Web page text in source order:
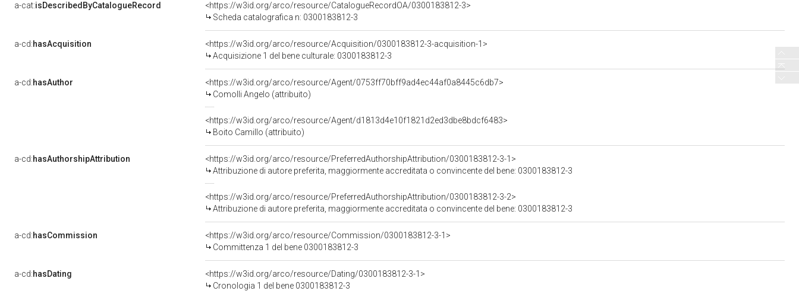
a-cat:isDescribedByCatalogueRecord
<https://w3id.org/arco/resource/CatalogueRecordOA/0300183812-3>
Scheda catalografica n: 0300183812-3
a-cd:hasAcquisition
<https://w3id.org/arco/resource/Acquisition/0300183812-3-acquisition-1>
Acquisizione 1 del bene culturale: 0300183812-3
a-cd:hasAuthor
<https://w3id.org/arco/resource/Agent/0753ff70bff9ad4ec44af0a8445c6db7>
Comolli Angelo (attribuito)
<https://w3id.org/arco/resource/Agent/d1813d4e10f1821d2ed3dbe8bdcf6483>
Boito Camillo (attribuito)
a-cd:hasAuthorshipAttribution
<https://w3id.org/arco/resource/PreferredAuthorshipAttribution/0300183812-3-1>
Attribuzione di autore preferita, maggiormente accreditata o convincente del bene: 0300183812-3
<https://w3id.org/arco/resource/PreferredAuthorshipAttribution/0300183812-3-2>
Attribuzione di autore preferita, maggiormente accreditata o convincente del bene: 0300183812-3
a-cd:hasCommission
<https://w3id.org/arco/resource/Commission/0300183812-3-1>
Committenza 1 del bene 0300183812-3
a-cd:hasDating
<https://w3id.org/arco/resource/Dating/0300183812-3-1>
Cronologia 1 del bene 0300183812-3